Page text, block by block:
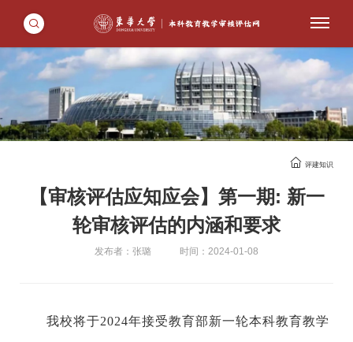
评建知识
【审核评估应知应会】第一期: 新一
轮审核评估的内涵和要求
发布者：张璐 时间：2024-01-08
我校将于2024年接受教育部新一轮本科教育教学